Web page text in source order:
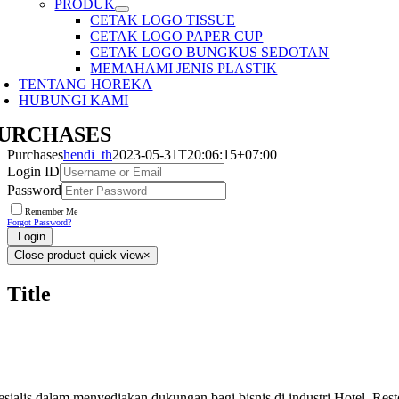
PRODUK
CETAK LOGO TISSUE
CETAK LOGO PAPER CUP
CETAK LOGO BUNGKUS SEDOTAN
MEMAHAMI JENIS PLASTIK
TENTANG HOREKA
HUBUNGI KAMI
Purchaseshendi_th2023-05-31T20:06:15+07:00
Login ID
Password
Remember Me
Forgot Password?
Login
Close product quick view×
Title